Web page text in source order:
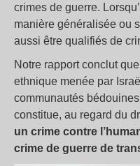
crimes de guerre.
manière généralisée ou
aussi être qualifiés de
Notre rapport conclut
ethnique menée par
communautés
constitue, au regard du
un crime contre
crime de guerre de